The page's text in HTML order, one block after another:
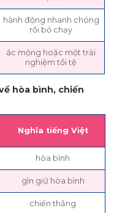
hành động nhanh chóng
rồi bỏ chạy
ác mộng hoặc một trải
nghiệm tồi tệ
hòa bình, chiến
Nghĩa tiếng Việt
hòa bình
gìn giữ hòa bình
chiến thắng